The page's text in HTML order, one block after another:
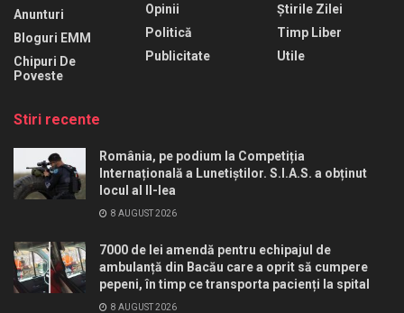
Anunturi
Bloguri EMM
Chipuri De
Poveste
Opinii
Politică
Publicitate
Știrile Zilei
Timp Liber
Utile
Stiri recente
România, pe podium la Competiția
Internațională a Lunetiștilor. S.I.A.S. a obținut
locul al II-lea
8 AUGUST 2026
7000 de lei amendă pentru echipajul de
ambulanță din Bacău care a oprit să cumpere
pepeni, în timp ce transporta pacienți la spital
8 AUGUST 2026